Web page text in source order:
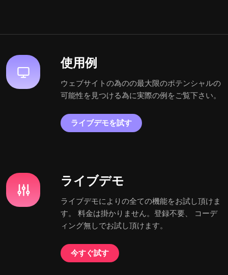
使用例
ウェブサイトの為のの最大限のポテンシャルの
可能性を見つける為に実際の例をご覧下さい。
ライブデモを試す
ライブデモ
ライブデモによりの全ての機能をお試し頂けま
す。 料金は掛かりません。登録不要、 コーデ
ィング無しでお試し頂けます。
今すぐ試す